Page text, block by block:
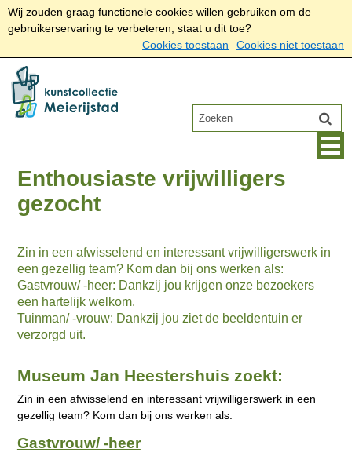
Wij zouden graag functionele cookies willen gebruiken om de
gebruikerservaring te verbeteren, staat u dit toe?
Cookies toestaan
Cookies niet toestaan
Enthousiaste vrijwilligers
gezocht
Zin in een afwisselend en interessant vrijwilligerswerk in
een gezellig team? Kom dan bij ons werken als:
Gastvrouw/ -heer: Dankzij jou krijgen onze bezoekers
een hartelijk welkom.
Tuinman/ -vrouw: Dankzij jou ziet de beeldentuin er
verzorgd uit.
Museum Jan Heestershuis zoekt:
Zin in een afwisselend en interessant vrijwilligerswerk in een
gezellig team? Kom dan bij ons werken als:
Gastvrouw/ -heer